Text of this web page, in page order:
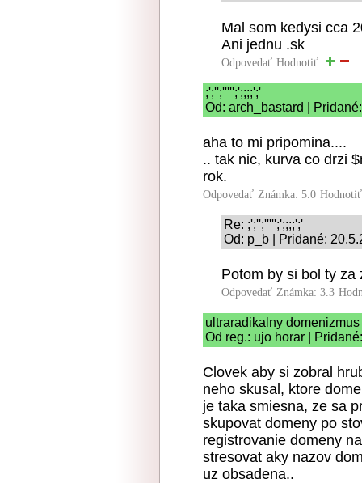
Mal som kedysi cca
Ani jednu .sk
Odpovedať Hodnotiť:
;';'';''''';';;;;';'
Od: arch_bastard |
aha to mi pripomina....
.. tak nic, kurva co drzi
rok.
Odpovedať Známka: 5.0
Re: ;';'';''''';';;;;';'
Od: p_b | Pridané:
Potom by si bol ty za
Odpovedať Známka: 3.3
ultraradikalny domenizmus
Od reg.: ujo horar |
Clovek aby si zobral
neho skusal, ktore
je taka smiesna, ze sa
skupovat domeny po
registrovanie domeny
stresovat aky nazov
uz obsadena..